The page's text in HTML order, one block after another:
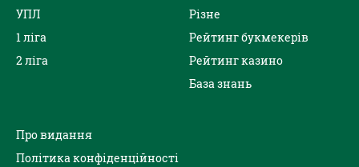
УПЛ
1 ліга
2 ліга
Різне
Рейтинг букмекерів
Рейтинг казино
База знань
Про видання
Політика конфіденційності